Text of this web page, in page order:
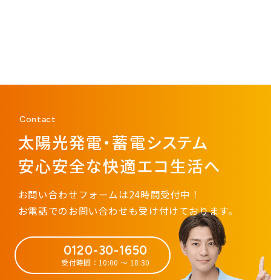
Contact
太陽光発電・蓄電システム
安心安全な快適エコ生活へ
お問い合わせフォームは24時間受付中！
お電話でのお問い合わせも受け付けております。
0120-30-1650
受付時間：10:00 ～ 18:30